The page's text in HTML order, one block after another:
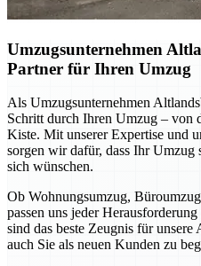
Umzugsunternehmen
Partner für Ihren Umzug
Als Umzugsunternehmen
Schritt durch Ihren Umzug – von
Kiste. Mit unserer Expertise und
sorgen wir dafür, dass Ihr Umzug
sich wünschen.
Ob Wohnungsumzug,
passen uns jeder
sind das beste Zeugnis für
auch Sie als neuen Kunden zu